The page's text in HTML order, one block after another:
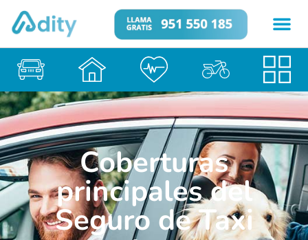
Coberturas
principales del
Seguro de Taxi